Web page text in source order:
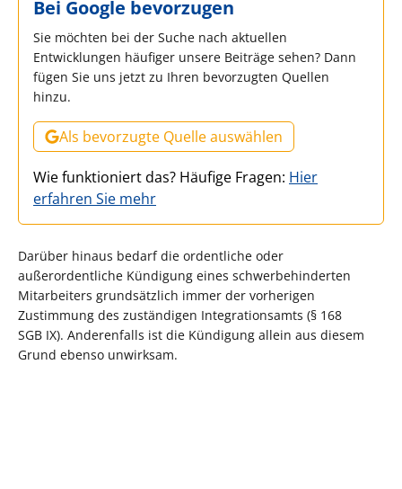
Bei Google bevorzugen
Sie möchten bei der Suche nach aktuellen
Entwicklungen häufiger unsere Beiträge sehen? Dann
fügen Sie uns jetzt zu Ihren bevorzugten Quellen
hinzu.
Als bevorzugte Quelle auswählen
Wie funktioniert das? Häufige Fragen: Hier
erfahren Sie mehr
Darüber hinaus bedarf die ordentliche oder
außerordentliche Kündigung eines schwerbehinderten
Mitarbeiters grundsätzlich immer der vorherigen
Zustimmung des zuständigen Integrationsamts (§ 168
SGB IX). Anderenfalls ist die Kündigung allein aus diesem
Grund ebenso unwirksam.